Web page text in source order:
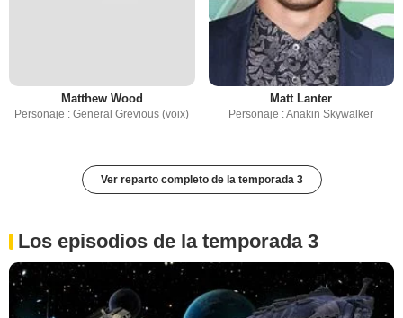
Matthew Wood
Personaje : General Grevious (voix)
Matt Lanter
Personaje : Anakin Skywalker
Ver reparto completo de la temporada 3
Los episodios de la temporada 3